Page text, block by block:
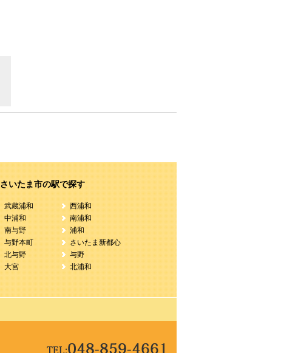
さいたま市の駅で探す
武蔵浦和
中浦和
南与野
与野本町
北与野
大宮
西浦和
南浦和
浦和
さいたま新都心
与野
北浦和